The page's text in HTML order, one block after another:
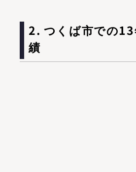
2. つくば市での
績